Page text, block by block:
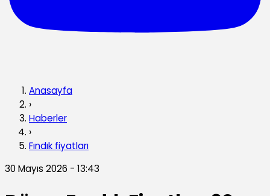
Anasayfa
›
Haberler
›
Fındık fiyatları
30 Mayıs 2026 - 13:43